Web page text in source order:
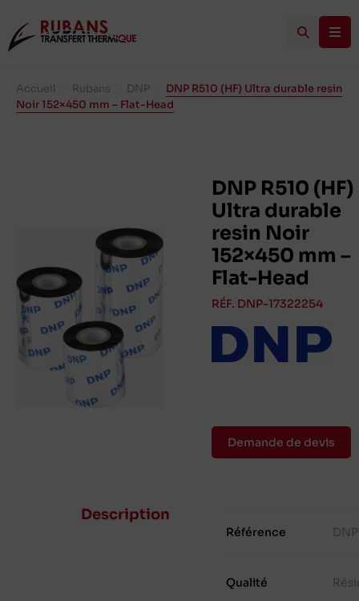
Accueil Rubans DNP
DNP R510 (HF) Ultra durable resin
Noir 152×450 mm – Flat-Head
DNP R510 (HF)
Ultra durable
resin Noir
152×450 mm –
Flat-Head
RÉF. DNP-17322254
Demande de devis
Description
Référence
Qualité